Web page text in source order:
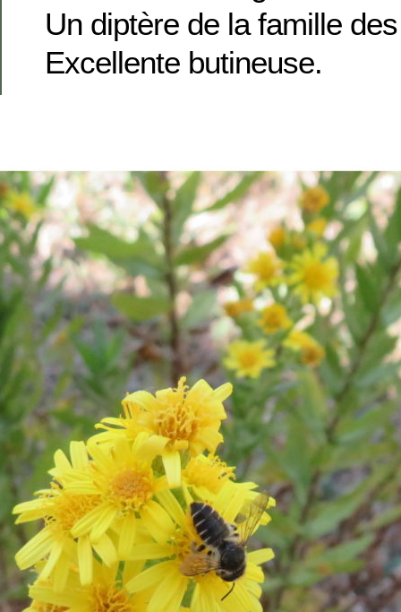
Un diptère de la famille
Excellente butineuse.